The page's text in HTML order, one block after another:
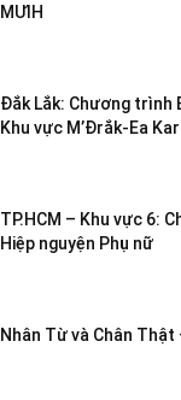
MƯIH
Đắk Lắk: Chương trình
Khu vực M’Đrắk-Ea
TP.HCM – Khu vực 6:
Hiệp nguyện Phụ nữ
Nhân Từ và Chân